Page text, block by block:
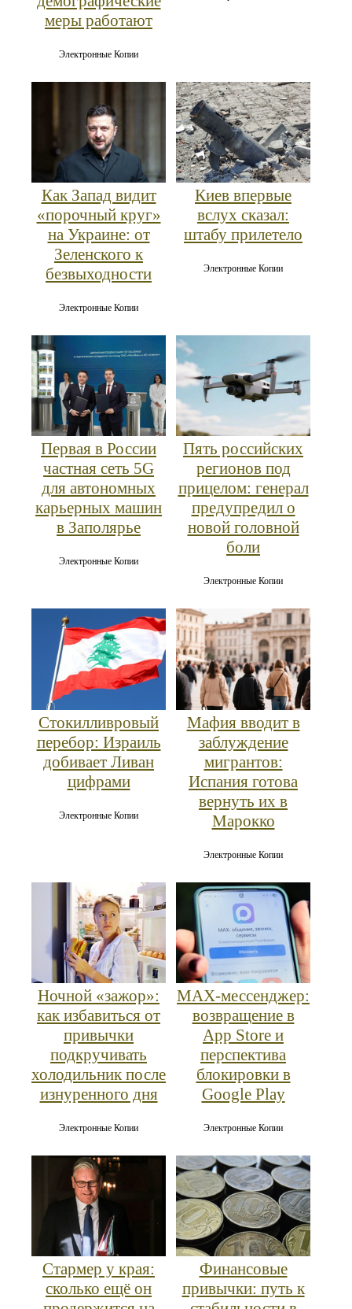
меры работают
Электронные Копии
Как Запад видит
«порочный круг»
на Украине: от
Зеленского к
безвыходности
Электронные Копии
Киев впервые
вслух сказал:
штабу прилетело
Электронные Копии
Первая в России
частная сеть 5G
для автономных
карьерных машин
в Заполярье
Электронные Копии
Пять российских
регионов под
прицелом: генерал
предупредил о
новой головной
боли
Электронные Копии
Стокилливровый
перебор: Израиль
добивает Ливан
цифрами
Электронные Копии
Мафия вводит в
заблуждение
мигрантов:
Испания готова
вернуть их в
Марокко
Электронные Копии
Ночной «зажор»:
как избавиться от
привычки
подкручивать
холодильник после
изнуренного дня
Электронные Копии
MAX‑мессенджер:
возвращение в
App Store и
перспектива
блокировки в
Google Play
Электронные Копии
Стармер у края:
сколько ещё он
Финансовые
привычки: путь к